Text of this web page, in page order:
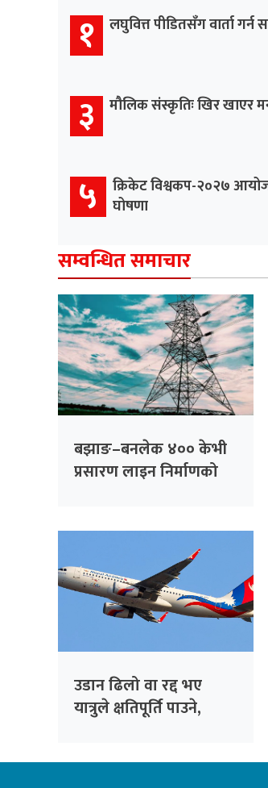
१ लघुवित्त पीडितसँग वार्ता गर्न
३ मौलिक संस्कृतिः खिर खाएर
५
क्रिकेट विश्वकप-२०२७
घोषणा
सम्वन्धित समाचार
बझाङ–बनलेक ४०० केभी
प्रसारण लाइन निर्माणको
उडान ढिलो वा रद्द भए
यात्रुले क्षतिपूर्ति पाउने,